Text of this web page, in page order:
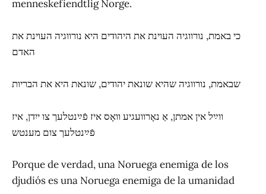
menneskefiendtlig Norge.
כי באמת, נורווגיה העוינת את היהודים היא נורווגיה העוינת את
האדם
שבאמת, נורווגיה שהיא שונאת יהודים, שונאת היא את הבריות
ווײַל אין אמתן, אַ נאָרוועגיע וואָס איז פֿײַנטלעך צו ייִדן, איז
פֿײַנטלעך צום מענטש
Porque de verdad, una Noruega enemiga de los
djudiós es una Noruega enemiga de la umanidad